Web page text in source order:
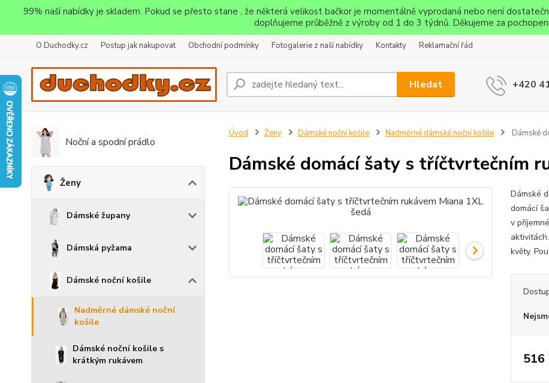
99% naší nabídky je skladem. Pokud se přesto stane , že některá velikost bačkor je momentálně vyprodaná nebo není
doplňujeme průběžně z výroby od 1 do 3 týdnů. Děkujeme za
O Duchodky.cz Postup jak nakupovat Obchodní podmínky Fotogalerie z naší nabídky Kontakty Reklamační řád
Hledat +420
Noční a spodní prádlo
Ženy
Dámské župany
Dámská pyžama
Dámské noční košile
Nadměrné dámské noční
košile
Dámské noční košile s
krátkým rukávem
Úvod Ženy Dámské noční košile Nadměrné dámské noční košile Dámské
Dámské domácí šaty s tříčtvrtečním
Dámské
domácí
v
květy.
516